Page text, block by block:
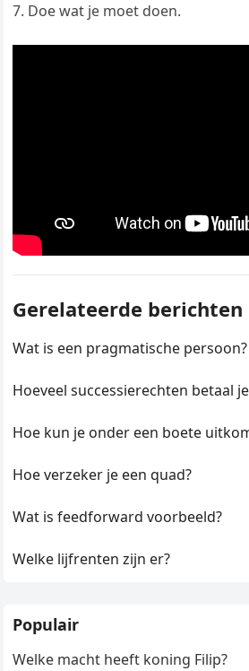
Doe wat je moet doen.
Gerelateerde berichten
Wat is een pragmatische persoon?
Hoeveel successierechten betaal
Hoe kun je onder een boete
Hoe verzeker je een quad?
Wat is feedforward voorbeeld?
Welke lijfrenten zijn er?
Populair
Welke macht heeft koning Filip?